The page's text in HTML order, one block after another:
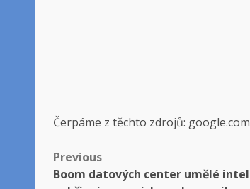
Čerpáme z těchto zdrojů:
Post
Previous
Boom datových center umělé